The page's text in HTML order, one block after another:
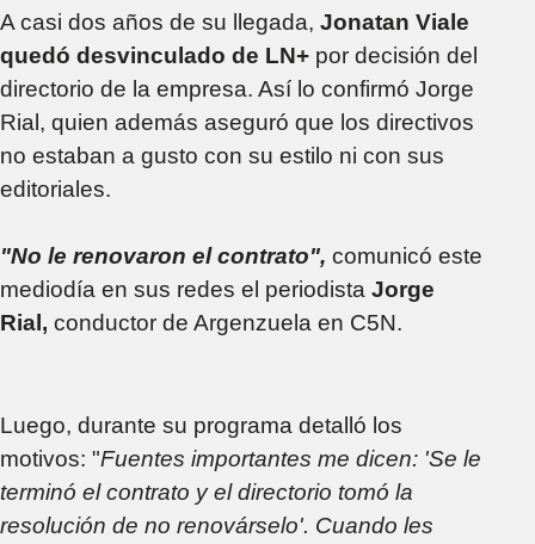
A casi dos años de su llegada, Jonatan Viale
quedó desvinculado de LN+ por decisión del
directorio de la empresa. Así lo confirmó Jorge
Rial, quien además aseguró que los directivos
no estaban a gusto con su estilo ni con sus
editoriales.
"No le renovaron el contrato", comunicó este
mediodía en sus redes el periodista Jorge
Rial, conductor de Argenzuela en C5N.
Luego, durante su programa detalló los
motivos: "Fuentes importantes me dicen: 'Se le
terminó el contrato y el directorio tomó la
resolución de no renovárselo'. Cuando les